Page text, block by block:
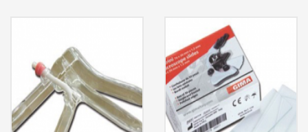
tre misure contraddistinte
dal differente colore della
vite. Fabbricati in Europa.
SPECULUM CUSCO A VITE
29978 GRANDE
apposto su ogni
confezione. Disponibili in
tre misure contraddistinte
dal differente colore della
vite. Fabbricati in Europa.
SPECULUM CUSCO A VITE
29977 MEDIO